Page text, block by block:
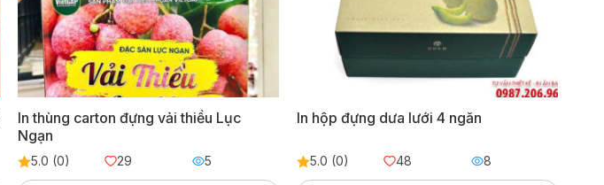
In thùng carton đựng vải thiều Lục
Ngạn
5.0 (0) 29 5
In hộp đựng dưa lưới 4 ngăn
5.0 (0) 48 8